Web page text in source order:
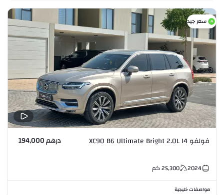
سعر جيد
فولفو XC90 B6 Ultimate Bright 2.0L I4 درهم 194,000
2024
25,300كم
مواصفات خليجية